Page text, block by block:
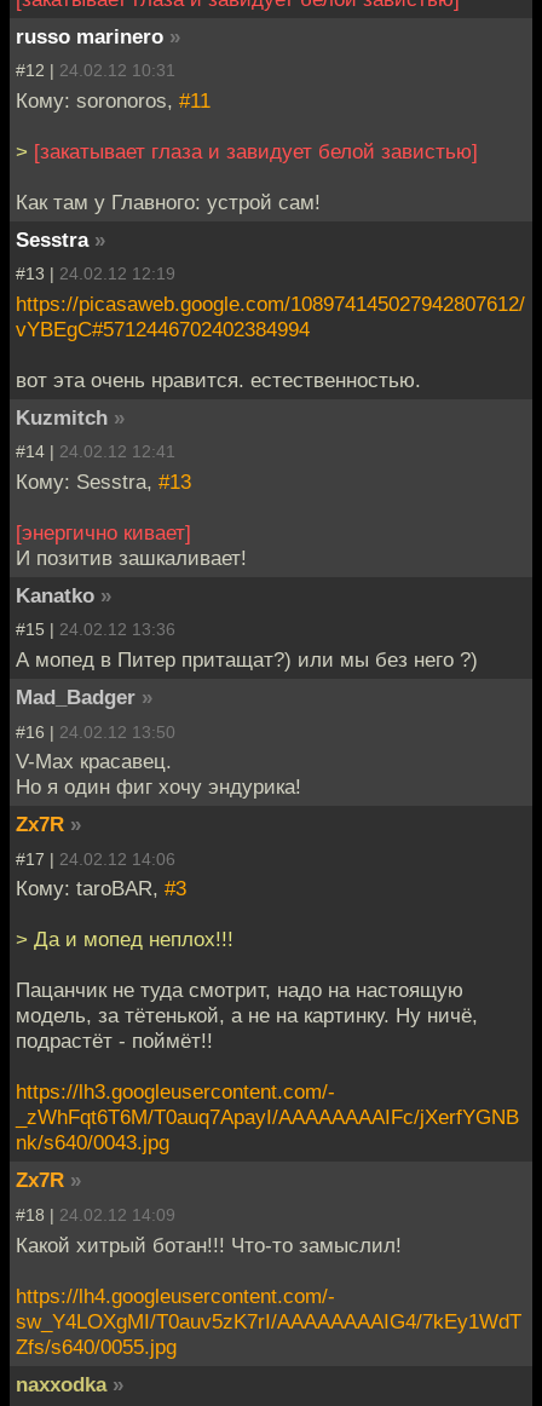
russo marinero »
#12 | 24.02.12 10:31
Кому: soronoros, #11
> [закатывает глаза и завидует белой завистью]
Как там у Главного: устрой сам!
Sesstra »
#13 | 24.02.12 12:19
https://picasaweb.google.com/108974145027942807612/
vYBEgC#5712446702402384994
вот эта очень нравится. естественностью.
Kuzmitch »
#14 | 24.02.12 12:41
Кому: Sesstra, #13
[энергично кивает]
И позитив зашкаливает!
Kanatko »
#15 | 24.02.12 13:36
А мопед в Питер притащат?) или мы без него ?)
Mad_Badger »
#16 | 24.02.12 13:50
V-Max красавец.
Но я один фиг хочу эндурика!
Zx7R »
#17 | 24.02.12 14:06
Кому: taroBAR, #3
> Да и мопед неплох!!!
Пацанчик не туда смотрит, надо на настоящую
модель, за тётенькой, а не на картинку. Ну ничё,
подрастёт - поймёт!!
https://lh3.googleusercontent.com/-
_zWhFqt6T6M/T0auq7ApayI/AAAAAAAAIFc/jXerfYGNB
nk/s640/0043.jpg
Zx7R »
#18 | 24.02.12 14:09
Какой хитрый ботан!!! Что-то замыслил!
https://lh4.googleusercontent.com/-
sw_Y4LOXgMI/T0auv5zK7rI/AAAAAAAAIG4/7kEy1WdT
Zfs/s640/0055.jpg
naxxodka »